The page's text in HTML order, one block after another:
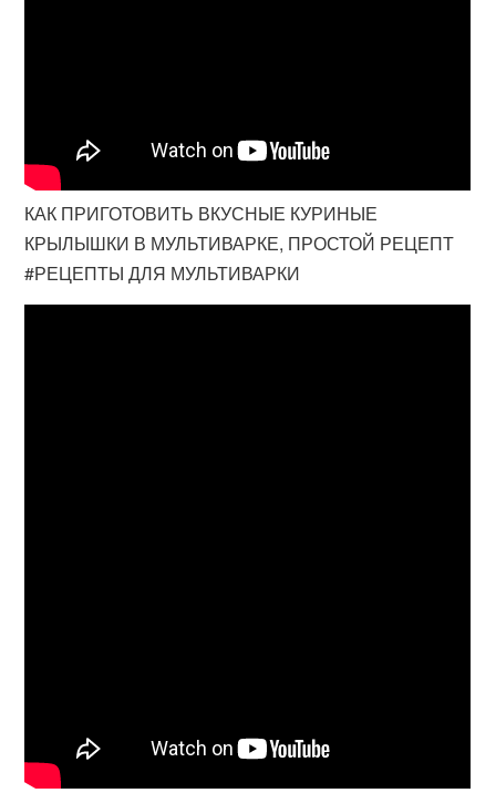
КАК ПРИГОТОВИТЬ ВКУСНЫЕ КУРИНЫЕ
КРЫЛЫШКИ В МУЛЬТИВАРКЕ, ПРОСТОЙ РЕЦЕПТ
#РЕЦЕПТЫ ДЛЯ МУЛЬТИВАРКИ